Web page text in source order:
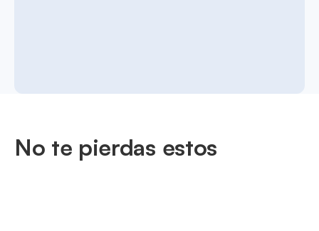
No te pierdas estos